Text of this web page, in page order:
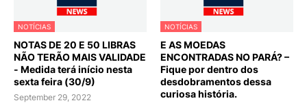
NOTÍCIAS
NOTAS DE 20 E 50 LIBRAS
NÃO TERÃO MAIS VALIDADE
- Medida terá início nesta
sexta feira (30/9)
September 29, 2022
NOTÍCIAS
E AS MOEDAS
ENCONTRADAS NO PARÁ? –
Fique por dentro dos
desdobramentos dessa
curiosa história.